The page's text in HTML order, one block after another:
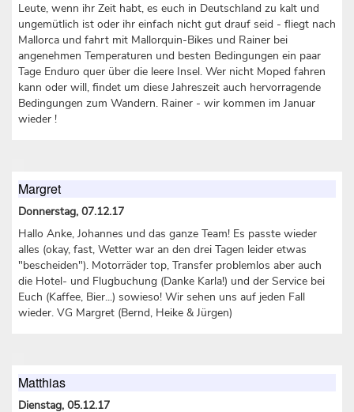
Leute, wenn ihr Zeit habt, es euch in Deutschland zu kalt und
ungemütlich ist oder ihr einfach nicht gut drauf seid - fliegt nach
Mallorca und fahrt mit Mallorquin-Bikes und Rainer bei
angenehmen Temperaturen und besten Bedingungen ein paar
Tage Enduro quer über die leere Insel. Wer nicht Moped fahren
kann oder will, findet um diese Jahreszeit auch hervorragende
Bedingungen zum Wandern. Rainer - wir kommen im Januar
wieder !
Margret
Donnerstag, 07.12.17
Hallo Anke, Johannes und das ganze Team! Es passte wieder
alles (okay, fast, Wetter war an den drei Tagen leider etwas
"bescheiden"). Motorräder top, Transfer problemlos aber auch
die Hotel- und Flugbuchung (Danke Karla!) und der Service bei
Euch (Kaffee, Bier...) sowieso! Wir sehen uns auf jeden Fall
wieder. VG Margret (Bernd, Heike & Jürgen)
Matthias
Dienstag, 05.12.17